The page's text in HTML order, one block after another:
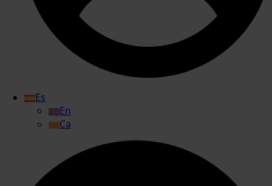
Es
En
Ca